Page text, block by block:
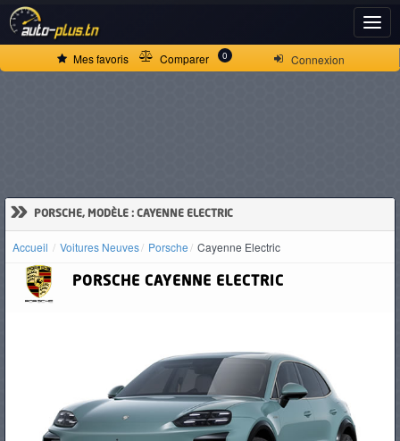
Connexion
Mes favoris Comparer 0
» PORSCHE, MODÈLE : CAYENNE ELECTRIC
Accueil Voitures Neuves Porsche Cayenne Electric
PORSCHE CAYENNE ELECTRIC
ACCUEIL
D'OCCASION
PNEUS